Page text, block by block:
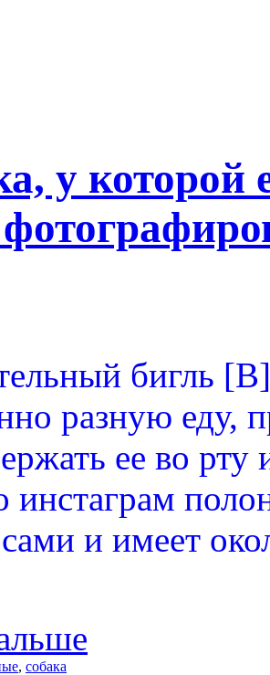
у которой
бигль
разную еду,
ее во
инстаграм
и имеет
, собака